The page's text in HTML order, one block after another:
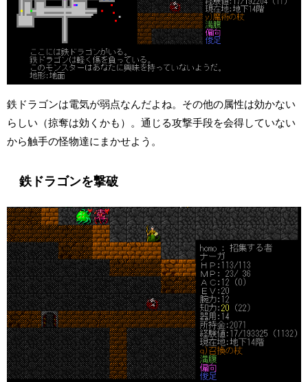
鉄ドラゴンは電気が弱点なんだよね。その他の属性は効かない
らしい（掠奪は効くかも）。通じる攻撃手段を会得していない
から触手の怪物達にまかせよう。
鉄ドラゴンを撃破